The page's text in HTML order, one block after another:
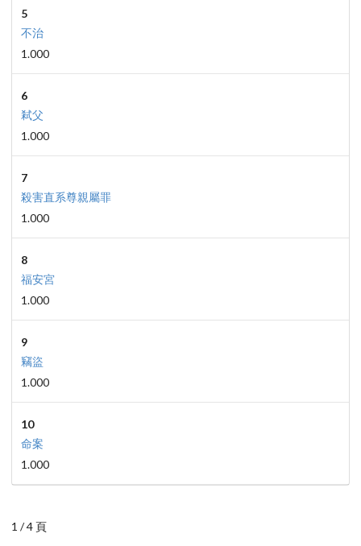
5
不治
1.000
6
弒父
1.000
7
殺害直系尊親屬罪
1.000
8
福安宮
1.000
9
竊盜
1.000
10
命案
1.000
1 / 4 頁